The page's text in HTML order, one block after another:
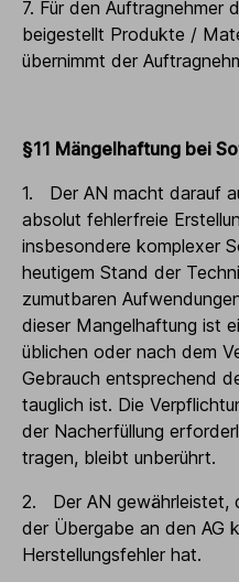
7. Für den Auftragnehmer
beigestellt Produkte /
übernimmt der
§11 Mängelhaftung bei
1. Der AN macht darauf
absolut fehlerfreie
insbesondere komplexer
heutigem Stand der
zumutbaren
dieser Mangelhaftung ist
üblichen oder nach dem
Gebrauch entsprechend
tauglich ist. Die
der Nacherfüllung
tragen, bleibt unberührt.
2. Der AN gewährleistet,
der Übergabe an den AG
Herstellungsfehler hat.